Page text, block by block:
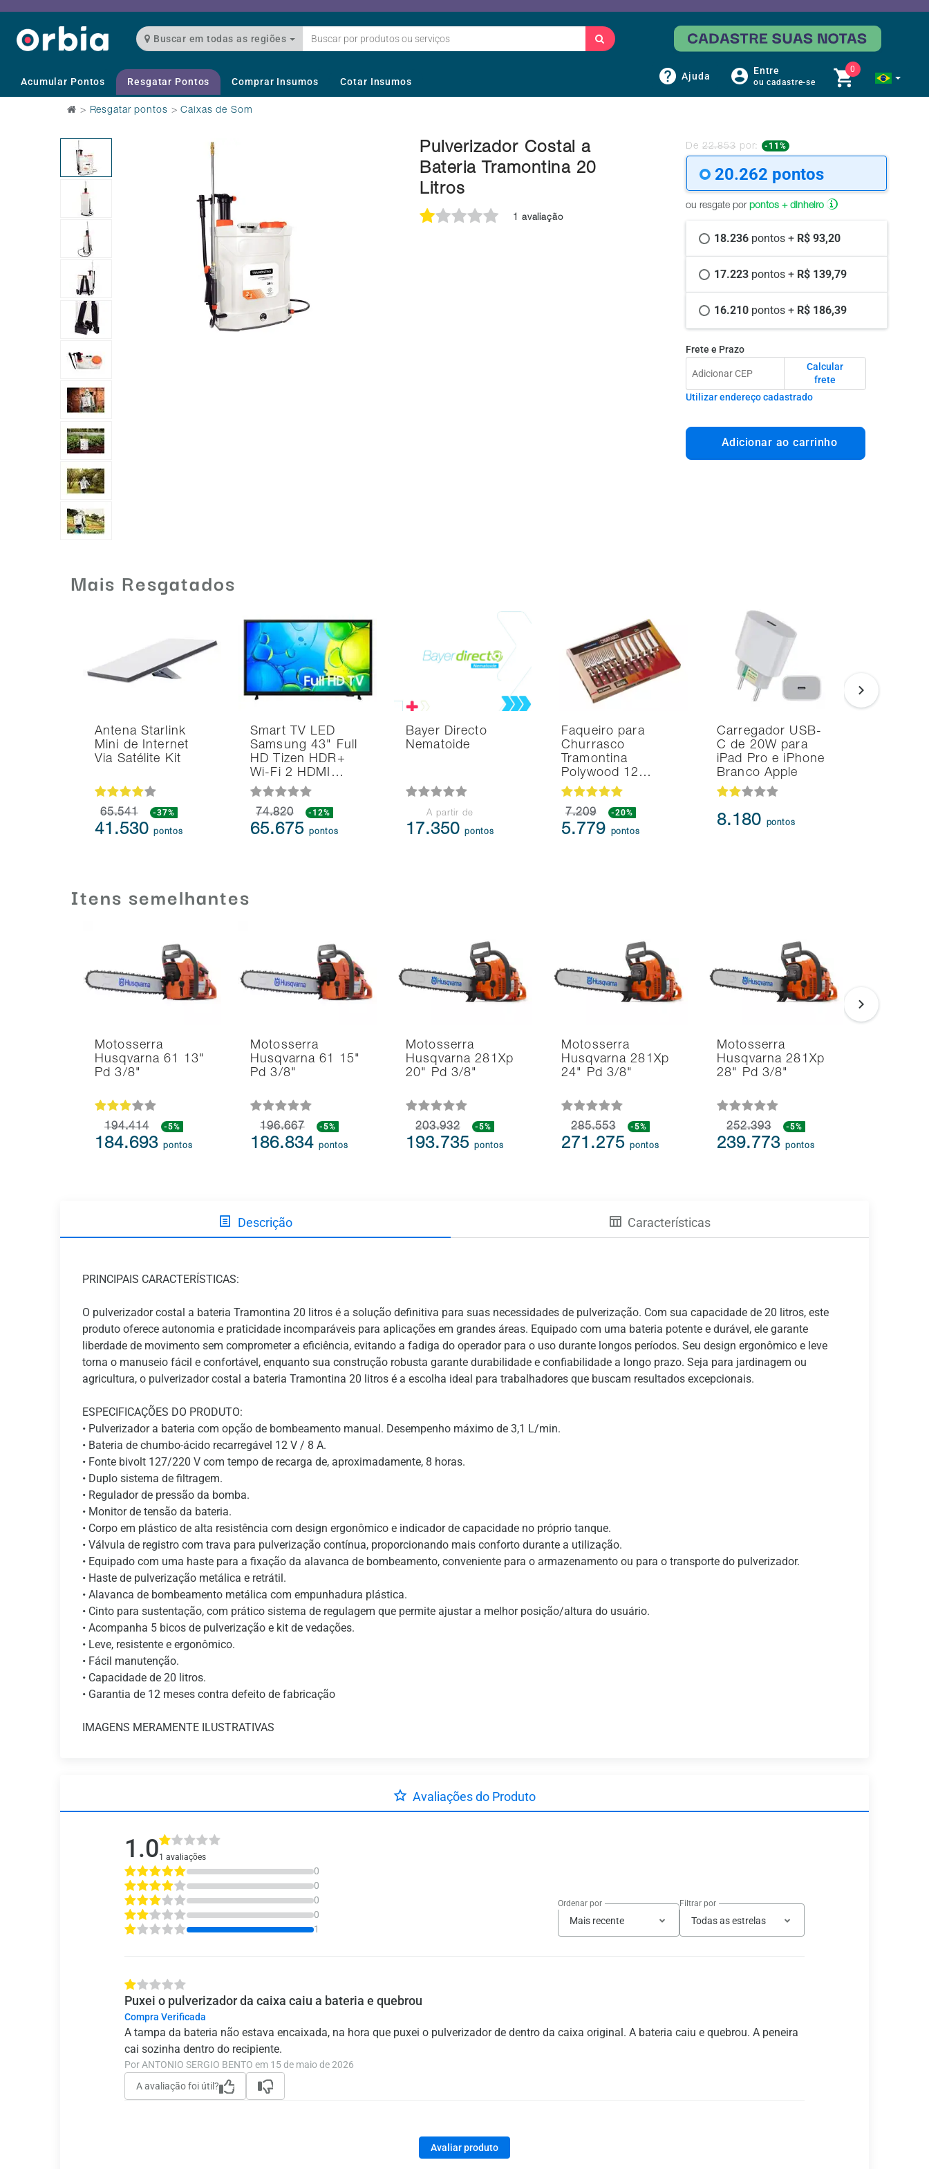
Buscar em todas as regiões
Acumular Pontos Resgatar Pontos Comprar Insumos Cotar Insumos Ajuda Entre
ou cadastre-se
0
> Resgatar pontos >Caixas de Som
Pulverizador Costal a
Bateria Tramontina 20
Litros
1 avaliação
De 22.853por: -11%
20.262 pontos
ou resgate por pontos + dinheiro
18.236 pontos + R$ 93,20
17.223 pontos + R$ 139,79
16.210 pontos + R$ 186,39
Frete e Prazo
Calcular
frete
Utilizar endereço cadastrado
Adicionar ao carrinho
Mais Resgatados
Antena Starlink
Mini de Internet
Via Satélite Kit
65.541 -37%
41.530pontos
Smart TV LED
Samsung 43" Full
HD Tizen HDR+
Wi-Fi 2 HDMI…
74.820 -12%
65.675pontos
Bayer Directo
Nematoide
A partir de
17.350pontos
Faqueiro para
Churrasco
Tramontina
Polywood 12…
7.209 -20%
5.779 pontos
Carregador USB-
C de 20W para
iPad Pro e iPhone
Branco Apple
8.180 pontos
Itens semelhantes
Motosserra
Husqvarna 61 13"
Pd 3/8"
194.414 -5%
184.693pontos
Motosserra
Husqvarna 61 15"
Pd 3/8"
196.667 -5%
186.834pontos
Motosserra
Husqvarna 281Xp
20" Pd 3/8"
203.932 -5%
193.735pontos
Motosserra
Husqvarna 281Xp
24" Pd 3/8"
285.553 -5%
271.275pontos
Motosserra
Husqvarna 281Xp
28" Pd 3/8"
252.393 -5%
239.773pontos
Descrição Características
PRINCIPAIS CARACTERÍSTICAS:
O pulverizador costal a bateria Tramontina 20 litros é a solução definitiva para suas necessidades de pulverização. Com sua capacidade de 20 litros, este
produto oferece autonomia e praticidade incomparáveis para aplicações em grandes áreas. Equipado com uma bateria potente e durável, ele garante
liberdade de movimento sem comprometer a eficiência, evitando a fadiga do operador para o uso durante longos períodos. Seu design ergonômico e leve
torna o manuseio fácil e confortável, enquanto sua construção robusta garante durabilidade e confiabilidade a longo prazo. Seja para jardinagem ou
agricultura, o pulverizador costal a bateria Tramontina 20 litros é a escolha ideal para trabalhadores que buscam resultados excepcionais.
ESPECIFICAÇÕES DO PRODUTO:
• Pulverizador a bateria com opção de bombeamento manual. Desempenho máximo de 3,1 L/min.
• Bateria de chumbo-ácido recarregável 12 V / 8 A.
• Fonte bivolt 127/220 V com tempo de recarga de, aproximadamente, 8 horas.
• Duplo sistema de filtragem.
• Regulador de pressão da bomba.
• Monitor de tensão da bateria.
• Corpo em plástico de alta resistência com design ergonômico e indicador de capacidade no próprio tanque.
• Válvula de registro com trava para pulverização contínua, proporcionando mais conforto durante a utilização.
• Equipado com uma haste para a fixação da alavanca de bombeamento, conveniente para o armazenamento ou para o transporte do pulverizador.
• Haste de pulverização metálica e retrátil.
• Alavanca de bombeamento metálica com empunhadura plástica.
• Cinto para sustentação, com prático sistema de regulagem que permite ajustar a melhor posição/altura do usuário.
• Acompanha 5 bicos de pulverização e kit de vedações.
• Leve, resistente e ergonômico.
• Fácil manutenção.
• Capacidade de 20 litros.
• Garantia de 12 meses contra defeito de fabricação
IMAGENS MERAMENTE ILUSTRATIVAS
Avaliações do Produto
1.01 avaliações
0
0
0
0
1
Ordenar por
Mais recente
Filtrar por
Todas as estrelas
Puxei o pulverizador da caixa caiu a bateria e quebrou
Compra Verificada
A tampa da bateria não estava encaixada, na hora que puxei o pulverizador de dentro da caixa original. A bateria caiu e quebrou. A peneira
cai sozinha dentro do recipiente.
Por ANTONIO SERGIO BENTO em 15 de maio de 2026
A avaliação foi útil?
Avaliar produto